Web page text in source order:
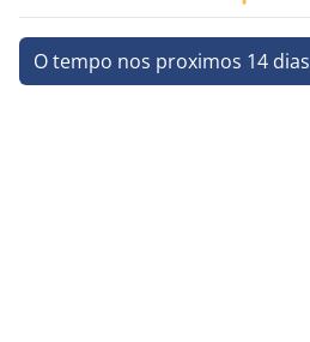
O tempo nos proximos 14 dias